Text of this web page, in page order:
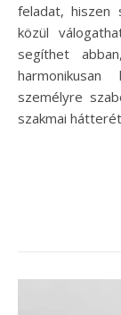
feladat, hiszen
közül
segíthet
személyre
szakmai